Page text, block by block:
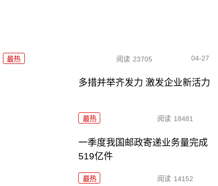
最热 阅读 23705 04-27
多措并举齐发力 激发企业新活力
最热 阅读 18481
一季度我国邮政寄递业务量完成
519亿件
最热 阅读 14152